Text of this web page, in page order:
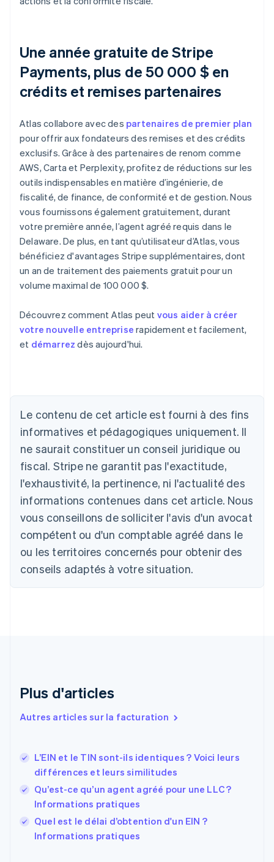
Une année gratuite de Stripe
Payments, plus de 50 000 $ en
crédits et remises partenaires
Atlas collabore avec des partenaires de premier plan
pour offrir aux fondateurs des remises et des crédits
exclusifs. Grâce à des partenaires de renom comme
AWS, Carta et Perplexity, profitez de réductions sur les
outils indispensables en matière d’ingénierie, de
fiscalité, de finance, de conformité et de gestion. Nous
vous fournissons également gratuitement, durant
votre première année, l’agent agréé requis dans le
Delaware. De plus, en tant qu’utilisateur d’Atlas, vous
bénéficiez d'avantages Stripe supplémentaires, dont
un an de traitement des paiements gratuit pour un
volume maximal de 100 000 $.
Découvrez comment Atlas peut vous aider à créer
votre nouvelle entreprise rapidement et facilement,
et démarrez dès aujourd'hui.
Le contenu de cet article est fourni à des fins
informatives et pédagogiques uniquement. Il
ne saurait constituer un conseil juridique ou
fiscal. Stripe ne garantit pas l'exactitude,
l'exhaustivité, la pertinence, ni l'actualité des
informations contenues dans cet article. Nous
vous conseillons de solliciter l'avis d'un avocat
compétent ou d'un comptable agréé dans le
ou les territoires concernés pour obtenir des
conseils adaptés à votre situation.
Plus d'articles
Autres articles sur la facturation
L’EIN et le TIN sont-ils identiques ? Voici leurs
différences et leurs similitudes
Qu’est-ce qu’un agent agréé pour une LLC ?
Informations pratiques
Quel est le délai d’obtention d'un EIN ?
Informations pratiques
DeutschEnglish
Australie
English
Autriche
DeutschEnglish
NederlandsFrançaisDeutschEnglish
Brésil
Português
Bulgarie
English
Canada
Chine continentale
简体中文English
Español English
English
Finlande
EnglishSvenska
Français English
Gibraltar
English
Grèce